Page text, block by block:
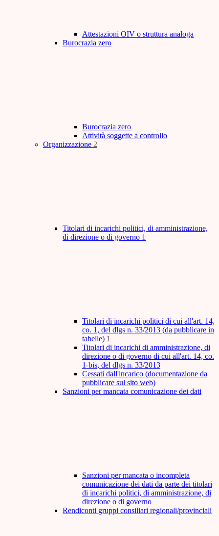
Attestazioni OIV o struttura analoga
Burocrazia zero
Burocrazia zero
Attività soggette a controllo
Organizzazione 2
Titolari di incarichi politici, di amministrazione,
di direzione o di governo 1
Titolari di incarichi politici di cui all'art. 14,
co. 1, del dlgs n. 33/2013 (da pubblicare in
tabelle) 1
Titolari di incarichi di amministrazione, di
direzione o di governo di cui all'art. 14, co.
1-bis, del dlgs n. 33/2013
Cessati dall'incarico (documentazione da
pubblicare sul sito web)
Sanzioni per mancata comunicazione dei dati
Sanzioni per mancata o incompleta
comunicazione dei dati da parte dei titolari
di incarichi politici, di amministrazione, di
direzione o di governo
Rendiconti gruppi consiliari regionali/provinciali